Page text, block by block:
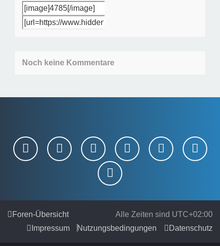
Noch keine Kommentare
Foren-Übersicht Alle Zeiten sind UTC+02:00
Datenschutz
Nutzungsbedingungen
Impressum